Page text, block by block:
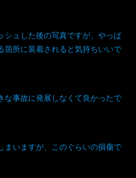
シュした後の写真ですが、やっぱ
箇所に装着されると気持ちいいで
な事故に発展しなくて良かったで
まいますが、このぐらいの損傷で